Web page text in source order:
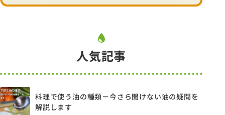
人気記事
料理で使う油の種類－今さら聞けない油の疑問を
解説します